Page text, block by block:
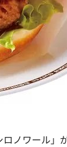
ノワール」